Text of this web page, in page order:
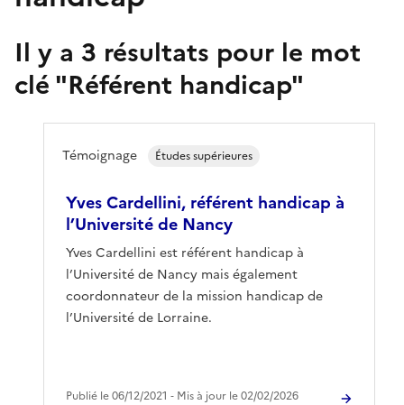
Il y a 3 résultats pour le mot
clé "Référent handicap"
Yves Cardellini, référent handicap à
l’Université de Nancy
Yves Cardellini est référent handicap à
l’Université de Nancy mais également
coordonnateur de la mission handicap de
l’Université de Lorraine.
Témoignage Études supérieures
Publié le 06/12/2021 ‐ Mis à jour le 02/02/2026